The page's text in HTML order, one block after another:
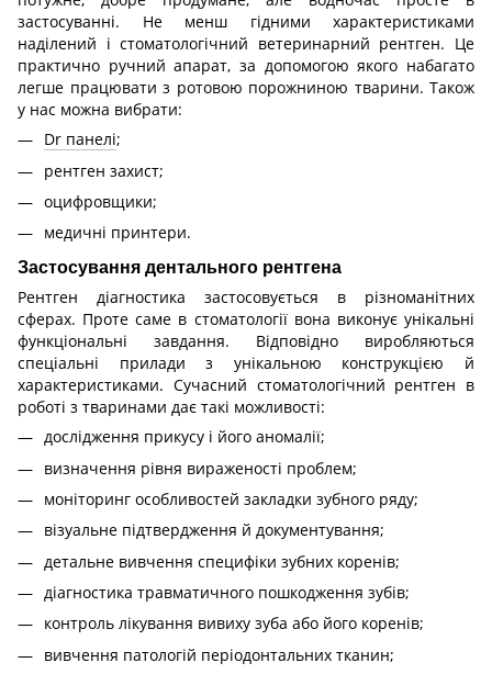
застосуванні. Не менш гідними характеристиками
наділений і стоматологічний ветеринарний рентген. Це
практично ручний апарат, за допомогою якого набагато
легше працювати з ротовою порожниною тварини. Також
у нас можна вибрати:
Dr панелі;
рентген захист;
оцифровщики;
медичні принтери.
Застосування дентального рентгена
Рентген діагностика застосовується в різноманітних
сферах. Проте саме в стоматології вона виконує унікальні
функціональні завдання. Відповідно виробляються
спеціальні прилади з унікальною конструкцією й
характеристиками. Сучасний стоматологічний рентген в
роботі з тваринами дає такі можливості:
дослідження прикусу і його аномалії;
визначення рівня вираженості проблем;
моніторинг особливостей закладки зубного ряду;
візуальне підтвердження й документування;
детальне вивчення специфіки зубних коренів;
діагностика травматичного пошкодження зубів;
контроль лікування вивиху зуба або його коренів;
вивчення патологій періодонтальних тканин;